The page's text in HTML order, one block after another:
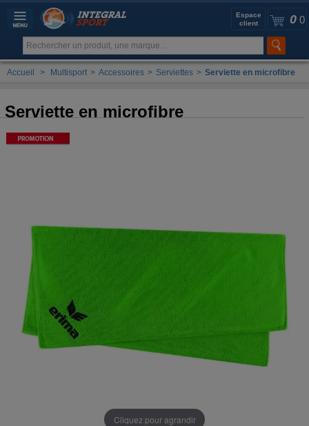
0 0
Espace
client
Accueil > Multisport > Accessoires > Serviettes > Serviette en microfibre
Serviette en microfibre
Cliquez pour agrandir